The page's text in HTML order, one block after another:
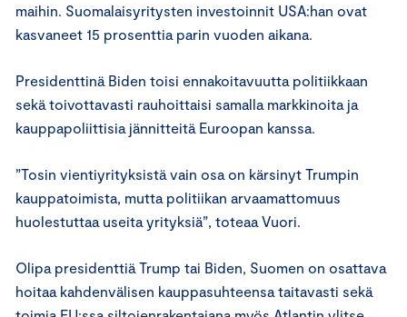
maihin. Suomalaisyritysten investoinnit USA:han ovat
kasvaneet 15 prosenttia parin vuoden aikana.
Presidenttinä Biden toisi ennakoitavuutta politiikkaan
sekä toivottavasti rauhoittaisi samalla markkinoita ja
kauppapoliittisia jännitteitä Euroopan kanssa.
”Tosin vientiyrityksistä vain osa on kärsinyt Trumpin
kauppatoimista, mutta politiikan arvaamattomuus
huolestuttaa useita yrityksiä”, toteaa Vuori.
Olipa presidenttiä Trump tai Biden, Suomen on osattava
hoitaa kahdenvälisen kauppasuhteensa taitavasti sekä